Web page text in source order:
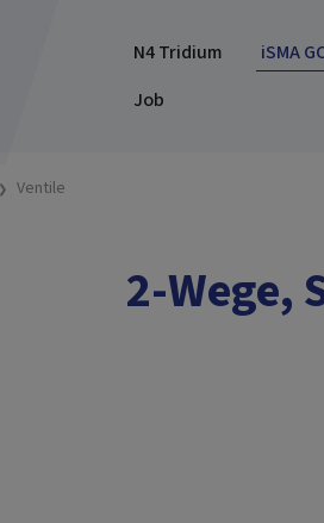
N4 Tridium iSMA
Job
Ventile
2-Wege,